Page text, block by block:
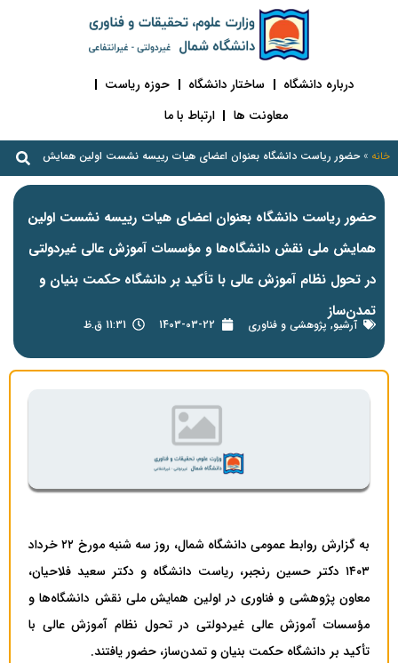
درباره دانشگاه ساختار دانشگاه
حوزه ریاست
معاونت ها
ارتباط با ما
خانه »حضور ریاست دانشگاه بعنوان اعضای هیات رییسه نشست اولین همایش ملی نقش
حضور ریاست دانشگاه بعنوان اعضای هیات رییسه نشست اولین
همایش ملی نقش دانشگاه‌ها و مؤسسات آموزش عالی غیردولتی
در تحول نظام آموزش عالی با تأکید بر دانشگاه حکمت بنیان و
تمدن‌ساز
آرشیو,پژوهشی و فناوری 1403-03-22 11:31 ق.ظ
به گزارش روابط عمومی دانشگاه شمال، روز سه شنبه مورخ ۲۲ خرداد
۱۴۰۳ دکتر حسین رنجبر، ریاست دانشگاه و دکتر سعید فلاحیان،
معاون پژوهشی و فناوری در اولین همایش ملی نقش دانشگاه‌ها و
مؤسسات آموزش عالی غیردولتی در تحول نظام آموزش عالی با
تأکید بر دانشگاه حکمت بنیان و تمدن‌ساز، حضور یافتند.